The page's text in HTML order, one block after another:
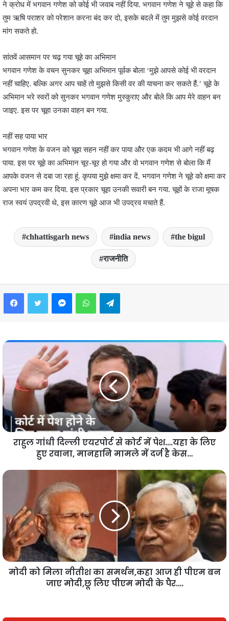
ने क्रोध में भगवान गणेश को कोई भी जवाब नहीं दिया. भगवान गणेश ने चूहे से कहा कि
तुम ऋषि पराशर को परेशान करना बंद कर दो, इसके बदले में तुम मुझसे कोई वरदान
मांग सकते हो.
सांतवें आसमान पर चढ़ गया चूहे का अभिमान
भगवान गणेश के वचन सुनकर चूहा अभिमान पूर्वक बोला ‘मुझे आपसे कोई भी वरदान
नहीं चाहिए. बल्कि अगर आप चाहें तो मुझसे किसी वर की याचना कर सकते हैं.’ चूहे के
अभिमान भरे स्वरों को सुनकर भगवान गणेश मुस्कुराए और बोले कि आप मेरे वाहन बन
जाइए. इस पर चूहा उनका वाहन बन गया.
नहीं सह पाया भार
भगवान गणेश के वजन को चूहा सहन नहीं कर पाया और एक कदम भी आगे नहीं बढ़
पाया. इस पर चूहे का अभिमान चूर-चूर हो गया और वो भगवान गणेश से बोला कि मैं
आपके वजन से दबा जा रहा हूं. कृपया मुझे क्षमा कर दें. भगवान गणेश ने चूहे को क्षमा कर
अपना भार कम कर दिया. इस प्रकार चूहा उनकी सवारी बन गया. चूहों के राजा मूषक
राज स्वयं उपद्रवी थे, इस कारण चूहे आज भी उपद्रव मचाते हैं.
chhattisgarh news india news the bigul
राजनीति
FacebookTwitter MessengerWhatsAppTelegram
राहुल गांधी दिल्ली एयरपोर्ट से कोर्ट में पेश….यहा के लिए
हुए रवाना, मानहानि मामले में दर्ज है केस…
मोदी को मिला नीतीश का समर्थन,कहा आज ही पीएम बन
जाए मोदी,छू लिए पीएम मोदी के पैर….